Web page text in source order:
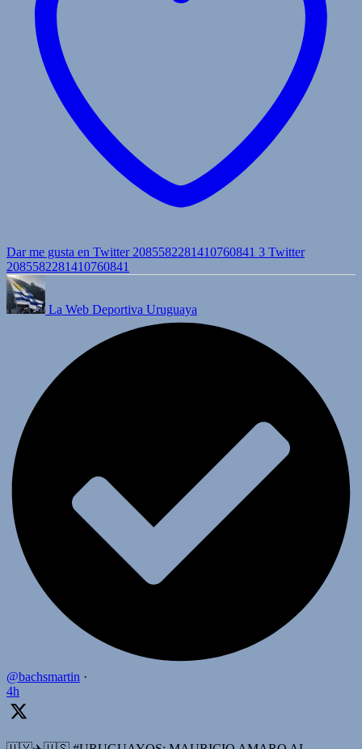
Dar me gusta en Twitter 2085582281410760841 3 Twitter
2085582281410760841
La Web Deportiva Uruguaya
@bachsmartin ·
4h